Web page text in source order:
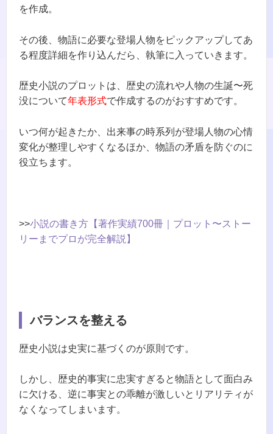
を作成。
その後、物語に必要な登場人物をピックアップしてあ
る程度詳細を作り込んだら、執筆に入っていきます。
歴史小説のプロットは、歴史の流れや人物の生誕〜死
没について年表形式で作成するのがおすすめです。
いつ何が起きたか、出来事の時系列が登場人物の心情
変化が整理しやすくなるほか、物語の矛盾を防ぐのに
役立ちます。
>>小説の書き方【著作実績700冊｜プロット〜ストー
リーまでプロが完全解説】
バランスを整える
歴史小説は史実に基づくのが原則です。
しかし、歴史的事実に忠実すぎると物語として面白み
に欠ける、逆に事実との乖離が激しいとリアリティが
なくなってしまいます。